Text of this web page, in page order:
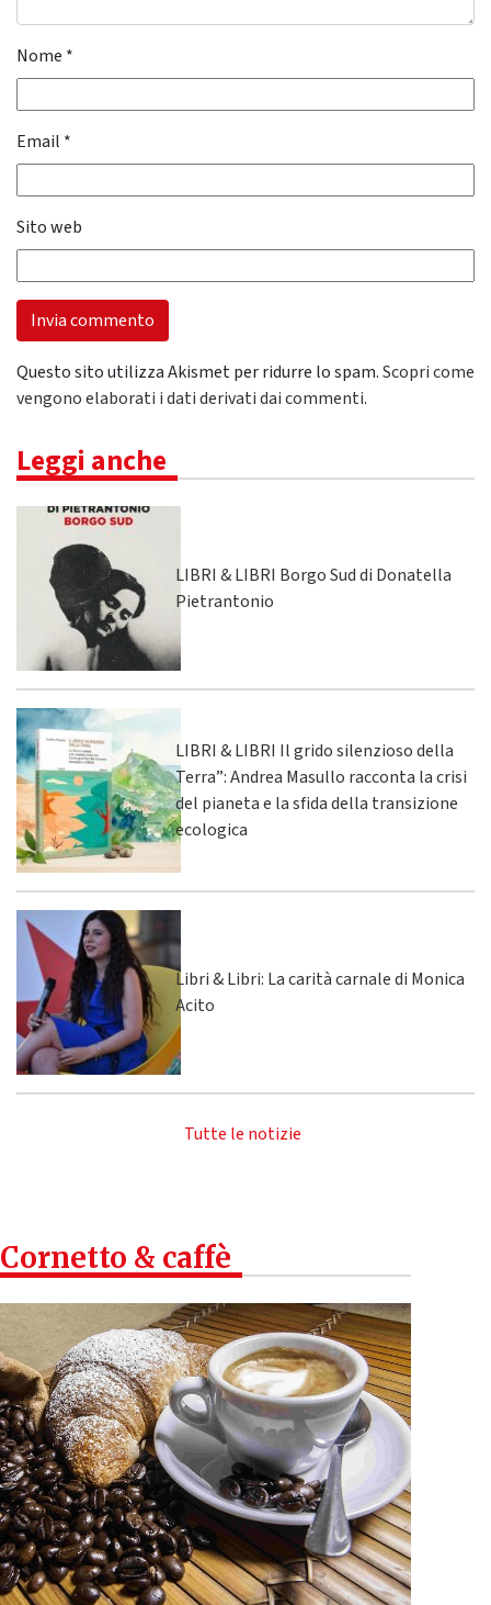
Nome *
Email *
Sito web
Questo sito utilizza Akismet per ridurre lo spam.Scopri come
vengono elaborati i dati derivati dai commenti.
Leggi anche
LIBRI & LIBRI Borgo Sud di Donatella
Pietrantonio
LIBRI & LIBRI Il grido silenzioso della
Terra”: Andrea Masullo racconta la crisi
del pianeta e la sfida della transizione
ecologica
Libri & Libri: La carità carnale di Monica
Acito
Tutte le notizie
Cornetto & caffè